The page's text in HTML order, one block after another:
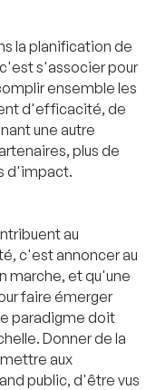
la planification de
s'associer pour
ensemble les
d'efficacité, de
une autre
plus de
d'impact.
au
c'est annoncer au
marche, et qu'une
faire émerger
paradigme doit
Donner de la
aux
public, d'être vus